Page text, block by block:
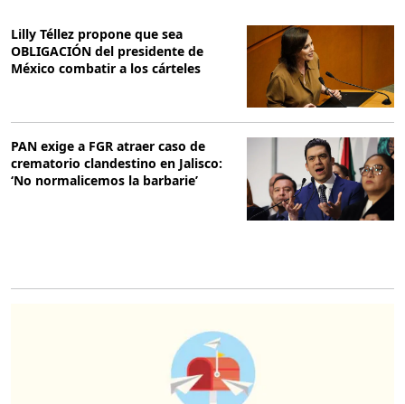
Lilly Téllez propone que sea
OBLIGACIÓN del presidente de
México combatir a los cárteles
PAN exige a FGR atraer caso de
crematorio clandestino en Jalisco:
‘No normalicemos la barbarie’